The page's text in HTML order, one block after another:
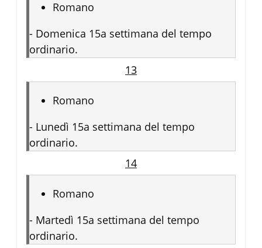
Romano
- Domenica 15a settimana del tempo
ordinario.
13
Romano
- Lunedì 15a settimana del tempo
ordinario.
14
Romano
- Martedì 15a settimana del tempo
ordinario.